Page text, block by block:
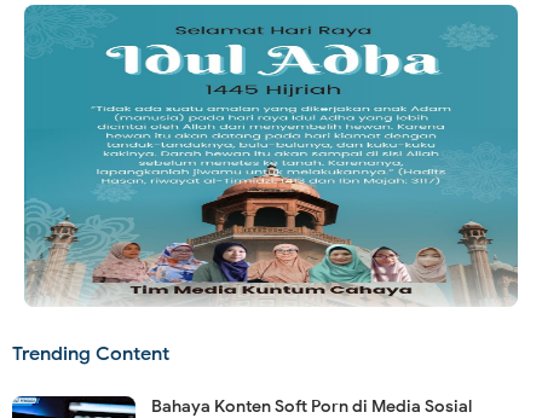
Trending Content
Bahaya Konten Soft Porn di Media Sosial